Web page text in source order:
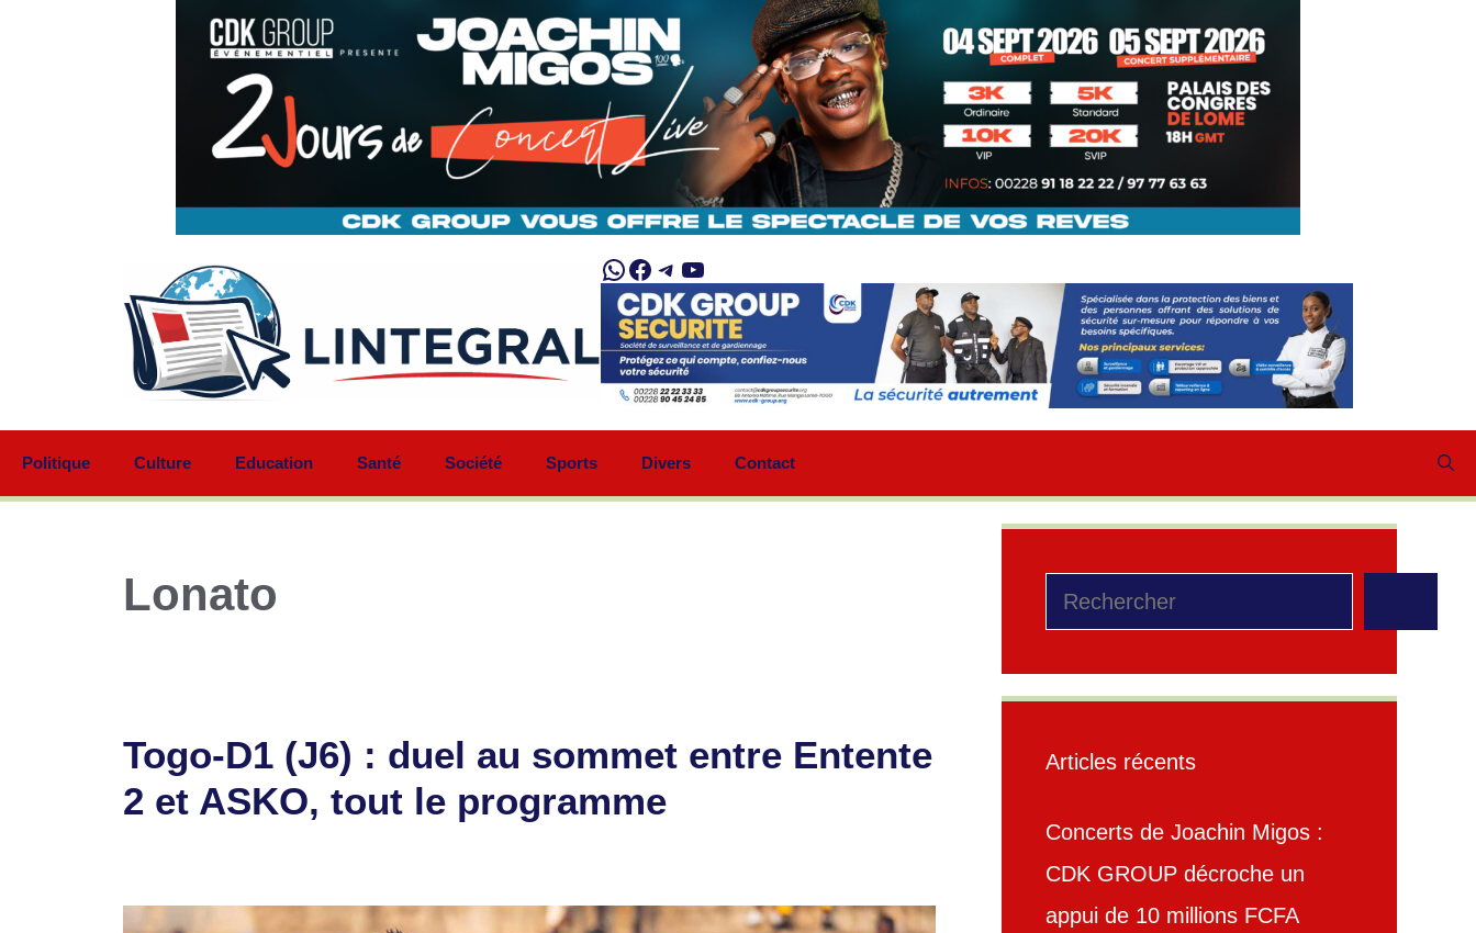
WhatsApp
Facebook
Telegram
YouTube
Politique Culture Education Santé Société Sports Divers Contact
Lonato
Togo-D1 (J6) : duel au sommet entre Entente
2 et ASKO, tout le programme
Rechercher
Articles récents
Concerts de Joachin Migos :
CDK GROUP décroche un
appui de 10 millions FCFA